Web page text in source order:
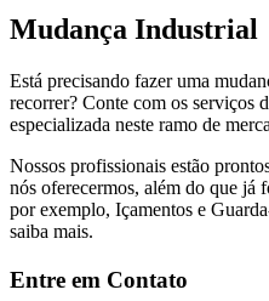
Mudança Industrial
Está precisando fazer uma
recorrer? Conte com os serviços
especializada neste ramo de
Nossos profissionais estão
nós oferecermos, além do que já
por exemplo, Içamentos e
saiba mais.
Entre em Contato